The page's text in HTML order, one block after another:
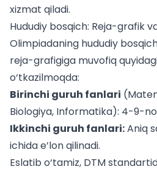
xizmat qiladi.
Hududiy bosqich: Reja-grafik
Olimpiadaning hududiy
reja-grafigiga muvofiq
o‘tkazilmoqda:
Birinchi guruh fanlari
Biologiya, Informatika): 4-9-
Ikkinchi guruh fanlari:Aniq
ichida e’lon qilinadi.
Eslatib o‘tamiz, DTM